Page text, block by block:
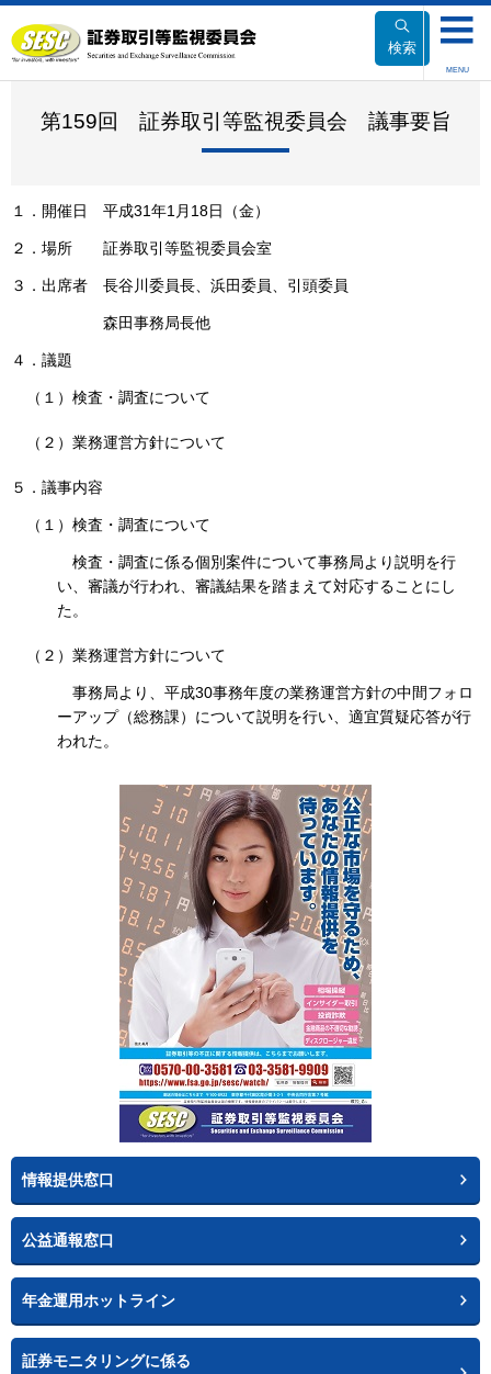
文
へ
検索
MENU
第159回 証券取引等監視委員会 議事要旨
１．開催日 平成31年1月18日（金）
２．場所 証券取引等監視委員会室
３．出席者 長谷川委員長、浜田委員、引頭委員
森田事務局長他
４．議題
（１）検査・調査について
（２）業務運営方針について
５．議事内容
（１）検査・調査について
検査・調査に係る個別案件について事務局より説明を行
い、審議が行われ、審議結果を踏まえて対応することにし
た。
（２）業務運営方針について
事務局より、平成30事務年度の業務運営方針の中間フォロ
ーアップ（総務課）について説明を行い、適宜質疑応答が行
われた。
情報提供窓口
公益通報窓口
年金運用ホットライン
証券モニタリングに係る